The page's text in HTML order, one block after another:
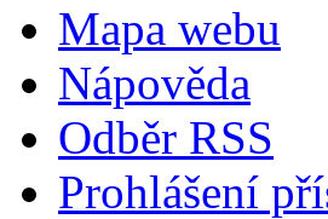
Mapa webu
Nápověda
Odběr RSS
Prohlášení